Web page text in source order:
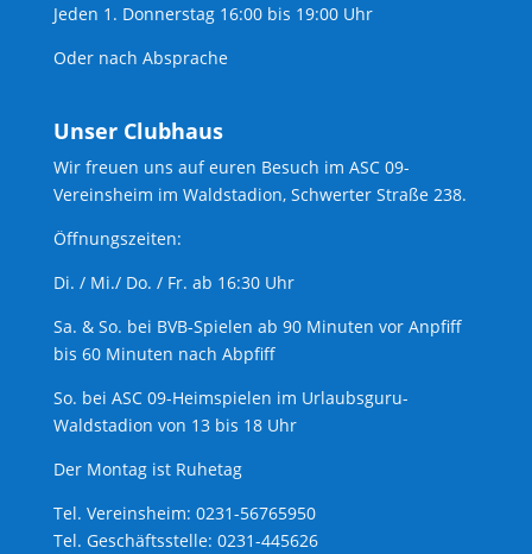
Jeden 1. Donnerstag 16:00 bis 19:00 Uhr
Oder nach Absprache
Unser Clubhaus
Wir freuen uns auf euren Besuch im ASC 09-
Vereinsheim im Waldstadion, Schwerter Straße 238.
Öffnungszeiten:
Di. / Mi./ Do. / Fr. ab 16:30 Uhr
Sa. & So. bei BVB-Spielen ab 90 Minuten vor Anpfiff
bis 60 Minuten nach Abpfiff
So. bei ASC 09-Heimspielen im Urlaubsguru-
Waldstadion von 13 bis 18 Uhr
Der Montag ist Ruhetag
Tel. Vereinsheim: 0231-56765950
Tel. Geschäftsstelle: 0231-445626